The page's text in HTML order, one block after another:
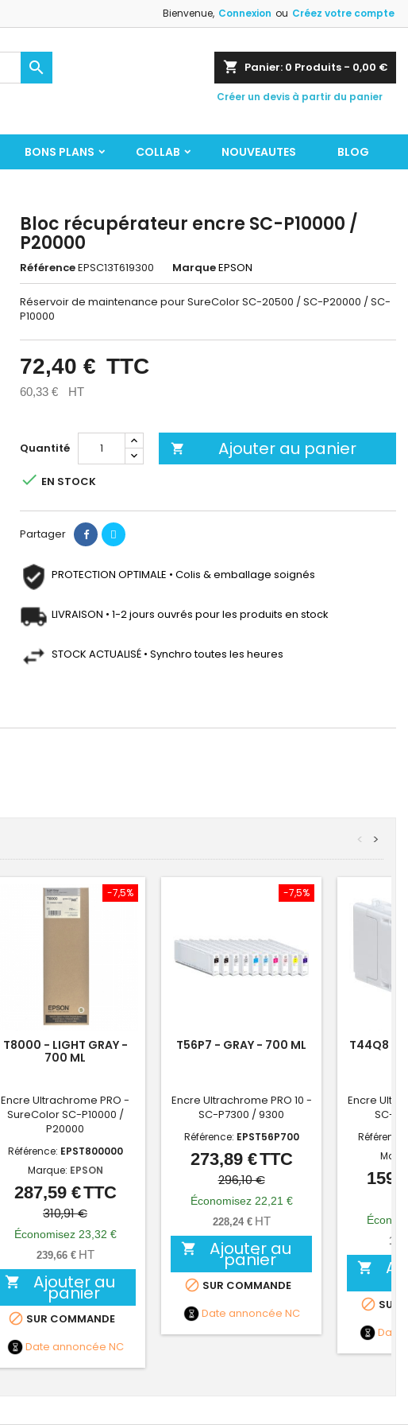
Bienvenue, Connexion ou Créez votre compte
shopping_cart Panier: 0 Produits - 0,00 €
Créer un devis à partir du panier

BONS PLANS COLLAB NOUVEAUTES BLOG
Bloc récupérateur encre SC-P10000 /
P20000
RéférenceEPSC13T619300 MarqueEPSON
Réservoir de maintenance pour SureColor SC-20500 / SC-P20000 / SC-
P10000
72,40 € TTC
60,33 € HT
Quantité  Ajouter au panier
 EN STOCK
Partager
PROTECTION OPTIMALE • Colis & emballage soignés
LIVRAISON • 1-2 jours ouvrés pour les produits en stock
STOCK ACTUALISÉ • Synchro toutes les heures
>
<
-7,5%
T8000 - LIGHT GRAY -
700 ML
Encre Ultrachrome PRO -
SureColor SC-P10000 /
P20000
Référence: EPST800000
Marque: EPSON
Prix
Prix
de
base
287,59 €TTC
310,91 €
Économisez 23,32 €
239,66 € HT
 Ajouter au
panier
 SUR COMMANDE
Date annoncée NC
-7,5%
T56P7 - GRAY - 700 ML
Encre Ultrachrome PRO 10 -
SC-P7300 / 9300
Référence: EPST56P700
Prix
Prix
de
base
273,89 €TTC
296,10 €
Économisez 22,21 €
228,24 € HT
 Ajouter au
panier
 SUR COMMANDE
Date annoncée NC
T44Q8 -
Encre
SC-

 SUR
Date